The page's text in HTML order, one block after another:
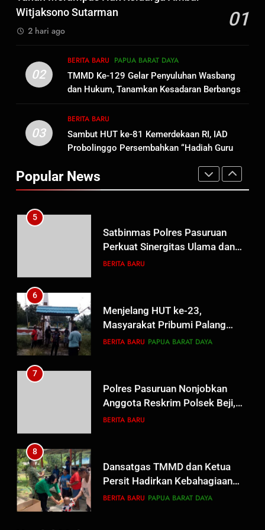
Witjaksono Sutarman
01
2 hari ago
02
BERITA BARU PAPUA BARAT DAYA
TMMD Ke-129 Gelar Penyuluhan Wasbang
dan Hukum, Tanamkan Kesadaran Berbangsa
serta Taat Aturan di Kampung Sesor
03
BERITA BARU
Sambut HUT ke-81 Kemerdekaan RI, IAD
Probolinggo Persembahkan “Hadiah Guru
Guru Non-ASN sebagai Pahlawan Bangsa
Popular News
Wasbang dan Hukum,
Sambut HUT ke-81
Kemerdekaan RI, IAD
“Hadiah Guru Mengabdi”: 100
Beasiswa Pascasarjana bagi
Guru Non-ASN sebagai
BERITA BARU
4
Polres Pasuruan Mutasi Tiga
Penyidik Polsek Beji Demi
Efektivitas dan Kelancaran
Proses Penyidikan
5
Satbinmas Polres Pasuruan
Perkuat Sinergitas Ulama dan
Berguru di Ponpes Dalwa
BERITA BARU
6
Menjelang HUT ke-23,
Masyarakat Pribumi Palang
BERITA BARU PAPUA BARAT DAYA
7
Polres Pasuruan Nonjobkan
Anggota Reskrim Polsek Beji,
Penanganan Dugaan
BERITA BARU
8
Dansatgas TMMD dan Ketua
Persit Hadirkan Kebahagiaan
Anak Kampung Sesor
BERITA BARU PAPUA BARAT DAYA